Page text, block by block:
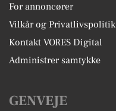
For annoncører
Vilkår og Privatlivspolitik
Kontakt VORES Digital
Administrer samtykke
GENVEJE